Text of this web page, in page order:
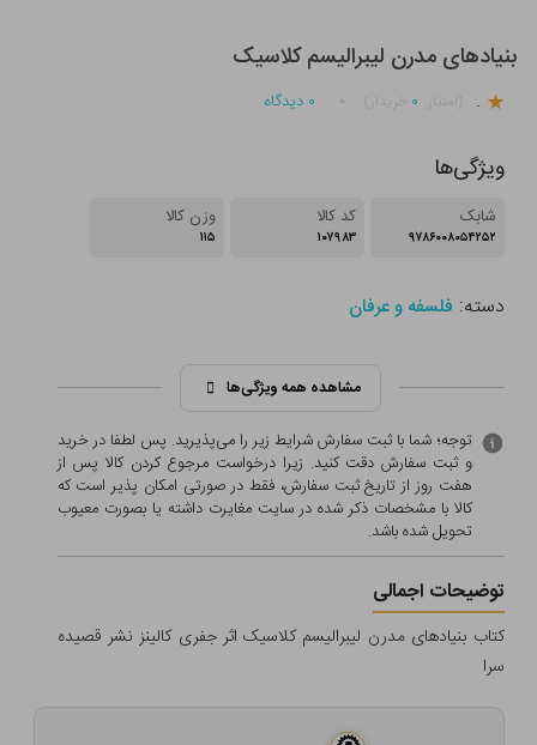
بنیادهای مدرن لیبرالیسم کلاسیک
. ۰ ۰ دیدگاه
ویژگی‌ها
شابک
۹۷۸۶۰۰۸۰۵۴۲۵۲
کد کالا
۱۰۷۹۸۳
وزن کالا
۱۱۵
دسته: فلسفه و عرفان
مشاهده همه ویژگی‌ها
توجه؛ شما با ثبت سفارش شرایط زیر را می‌پذیرید. پس لطفا در خرید
و ثبت سفارش دقت کنید. زیرا درخواست مرجوع کردن کالا پس از
هفت روز از تاریخ ثبت سفارش، فقط در صورتی امکان پذیر است که
کالا با مشخصات ذکر شده در سایت مغایرت داشته یا بصورت معيوب
تحویل شده باشد.
توضیحات اجمالی
کتاب بنیادهای مدرن لیبرالیسم کلاسیک اثر جفری کالینز نشر قصیده
سرا